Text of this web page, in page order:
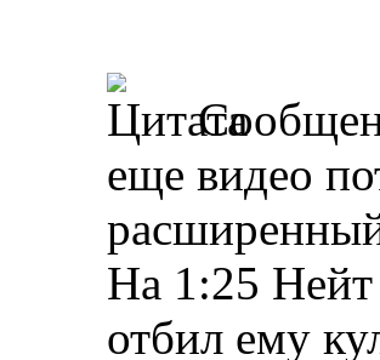
еще видео
расширенный
На 1:25 Нейт
отбил ему